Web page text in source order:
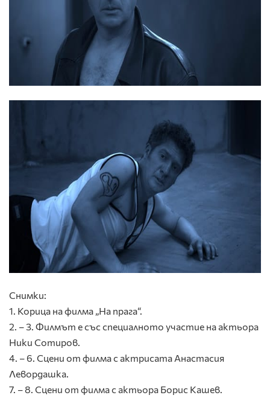
Снимки:
1. Корица на филма „На прага“.
2. – 3. Филмът е със специалното участие на актьора
Ники Сотиров.
4. – 6. Сцени от филма с актрисата Анастасия
Левордашка.
7. – 8. Сцени от филма с актьора Борис Кашев.